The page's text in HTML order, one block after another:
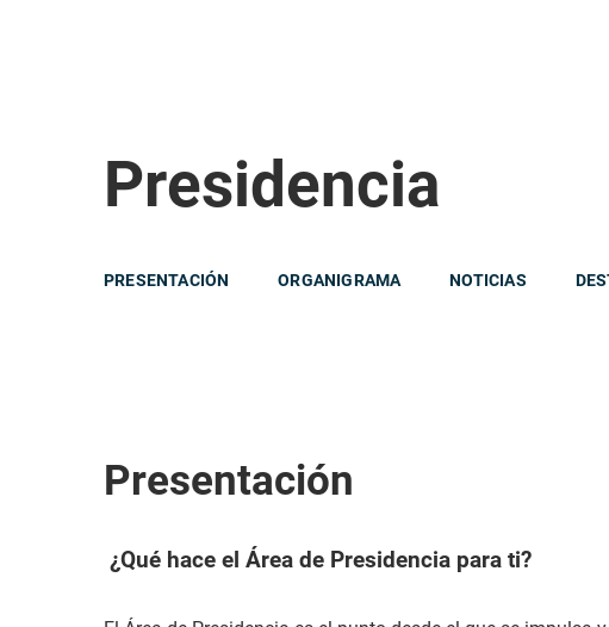
Presidencia
PRESENTACIÓN ORGANIGRAMA NOTICIAS
Presentación
¿Qué hace el Área de Presidencia para ti?